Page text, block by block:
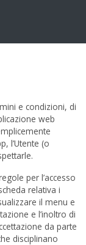
e condizioni, di
web
l’Utente (o
per l’accesso
relativa i
il menu e
e l’inoltro di
da parte
disciplinano